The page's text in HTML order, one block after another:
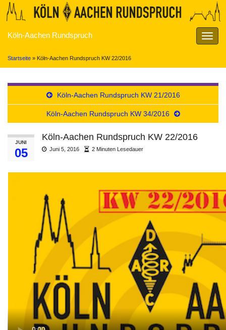
Köln-Aachen Rundspruch
Startseite » Köln-Aachen Rundspruch KW 22/2016
Köln-Aachen Rundspruch KW 21/2016
Köln-Aachen Rundspruch KW 34/2016
JUNI
05
Köln-Aachen Rundspruch KW 22/2016
Juni 5, 2016 2 Minuten Lesedauer